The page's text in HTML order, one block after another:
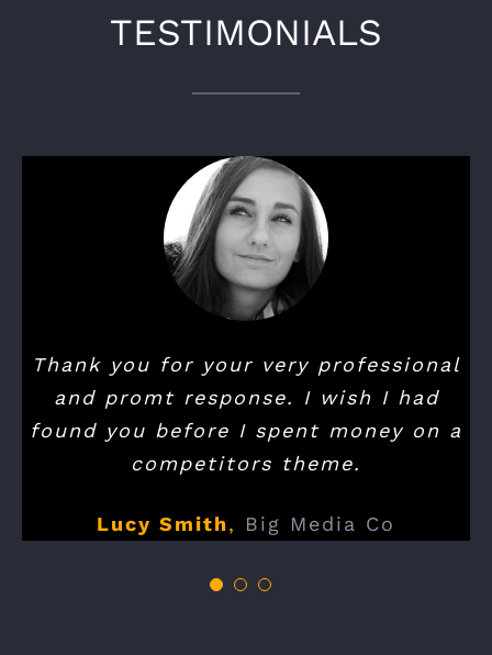
TESTIMONIALS
Thank you for your very professional
and promt response. I wish I had
found you before I spent money on a
competitors theme.
Lucy Smith, Big Media Co